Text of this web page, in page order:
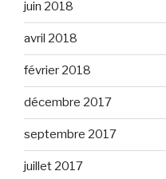
juin 2018
avril 2018
février 2018
décembre 2017
septembre 2017
juillet 2017